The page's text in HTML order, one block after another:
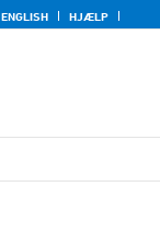
ENGLISH HJÆLP